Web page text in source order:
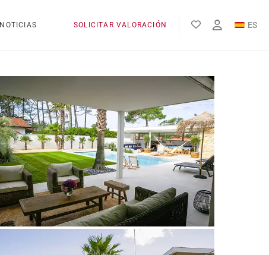
NOTICIAS SOLICITAR VALORACIÓN ES
EN